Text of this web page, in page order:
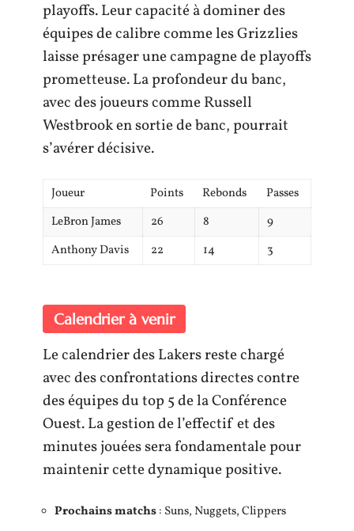
playoffs. Leur capacité à dominer des
équipes de calibre comme les Grizzlies
laisse présager une campagne de playoffs
prometteuse. La profondeur du banc,
avec des joueurs comme Russell
Westbrook en sortie de banc, pourrait
s’avérer décisive.
Joueur Points Rebonds
Passes
LeBron James
26 8
9
Anthony Davis
22 14 3
Calendrier à venir
Le calendrier des Lakers reste chargé
avec des confrontations directes contre
des équipes du top 5 de la Conférence
Ouest. La gestion de l’effectif et des
minutes jouées sera fondamentale pour
maintenir cette dynamique positive.
Prochains matchs: Suns, Nuggets, Clippers